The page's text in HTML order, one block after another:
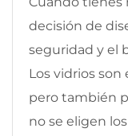
decisión de
seguridad y el
Los vidrios
pero también
no se eligen